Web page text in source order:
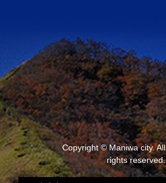
Copyright © Maniwa city. All
rights reserved.